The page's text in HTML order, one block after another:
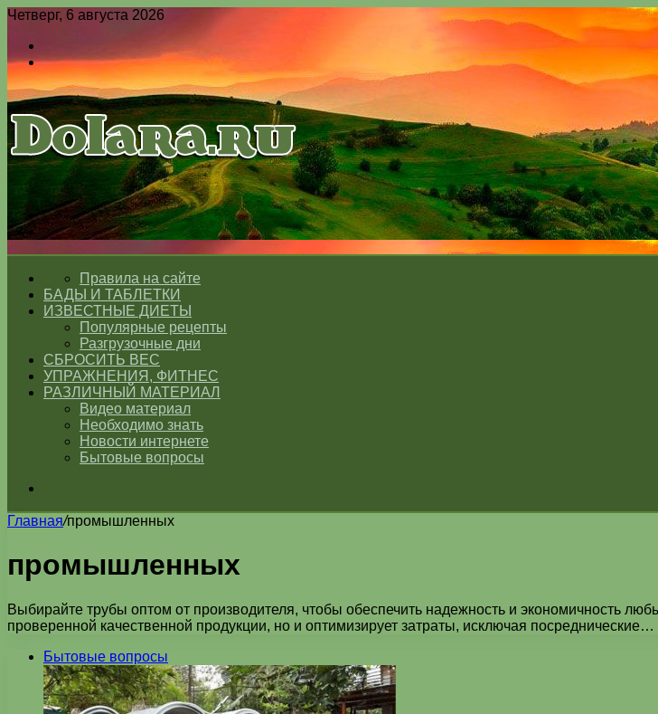
Четверг, 6 августа 2026
Switch
skin
Меню
Switch
ГЛАВНАЯПравила на сайте
БАДЫ И ТАБЛЕТКИ
ИЗВЕСТНЫЕ ДИЕТЫ
Популярные рецепты
Разгрузочные дни
СБРОСИТЬ ВЕС
УПРАЖНЕНИЯ, ФИТНЕС
РАЗЛИЧНЫЙ МАТЕРИАЛ
Видео материал
Необходимо знать
Новости интернете
Бытовые вопросы
Главная/промышленных
промышленных
Выбирайте трубы оптом от производителя, чтобы обеспечить надежность и экономичность
проверенной качественной продукции, но и оптимизирует затраты, исключая посреднические…
Бытовые вопросы